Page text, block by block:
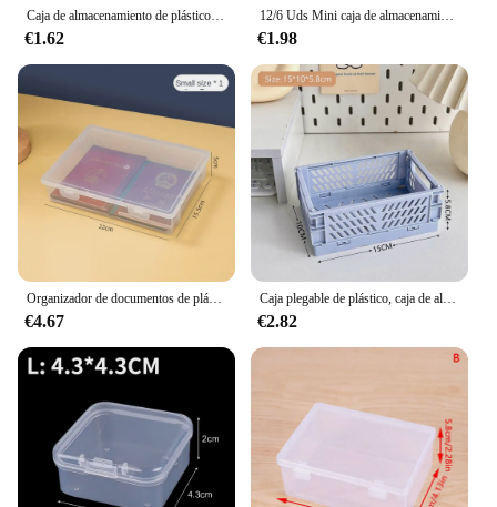
Caja de almacenamiento de plástico transparente, organizador, caja de pegatinas, contenedor de escritorio, pegatinas de cinta Washi, caja de herramientas de arte, papelería
€1.62
12/6 Uds Mini caja de almacenamiento de plástico caja de almacenamiento de joyería transparente contenedor portátil pendiente anillo tapones para los oídos caja de almacenamiento de embalaje
€1.98
Organizador de documentos de plástico, caja de almacenamiento de forma cuadrada transparente organizada, caja organizadora A4
€4.67
Caja plegable de plástico, caja de almacenamiento plegable, cesta, contenedor de cosméticos de utilidad, soporte de escritorio, uso doméstico, caja de almacenamiento de escritorio escolar
€2.82